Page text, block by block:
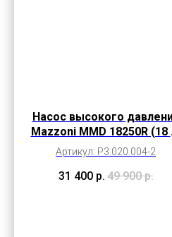
Насос высокого
Mazzoni MMD 18250R (18
мин, 250 бар)
Артикул: P3.020.004-2
31 400 р.49 900 р.